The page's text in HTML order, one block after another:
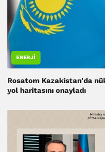
ENERJI
Rosatom Kazakistan'da
yol haritasını onayladı